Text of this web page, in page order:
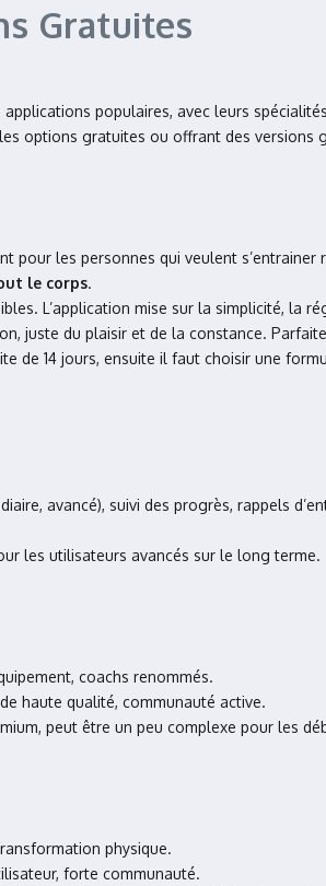
Gratuites
populaires, avec leurs
options gratuites ou offrant des versions
les personnes qui veulent
le corps.
L’application mise sur la simplicité, la
juste du plaisir et de la constance.
de 14 jours, ensuite il faut choisir une
avancé), suivi des progrès, rappels
les utilisateurs avancés sur le long terme.
coachs renommés.
haute qualité, communauté active.
peut être un peu complexe pour les
physique.
forte communauté.